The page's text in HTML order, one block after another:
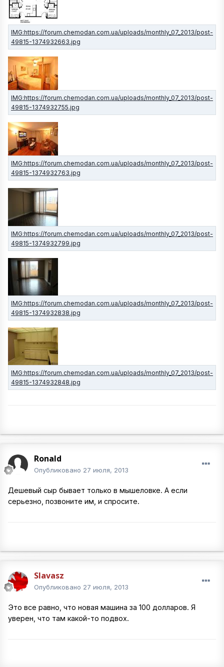
Ronald
Опубликовано 27 июля, 2013
Дешевый сыр бывает только в мышеловке. А если
серьезно, позвоните им, и спросите.
Slavasz
Опубликовано 27 июля, 2013
Это все равно, что новая машина за 100 долларов. Я
уверен, что там какой-то подвох.